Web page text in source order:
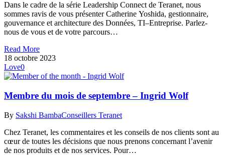
Dans le cadre de la série Leadership Connect de Teranet, nous
sommes ravis de vous présenter Catherine Yoshida, gestionnaire,
gouvernance et architecture des Données, TI–Entreprise. Parlez-
nous de vous et de votre parcours…
Read More
18 octobre 2023
Love0
Membre du mois de septembre – Ingrid Wolf
By Sakshi BambaConseillers Teranet
Chez Teranet, les commentaires et les conseils de nos clients sont au
cœur de toutes les décisions que nous prenons concernant l’avenir
de nos produits et de nos services. Pour…